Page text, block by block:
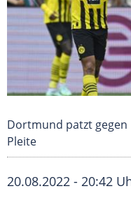
Dortmund patzt
Pleite
20.08.2022 - 20:42